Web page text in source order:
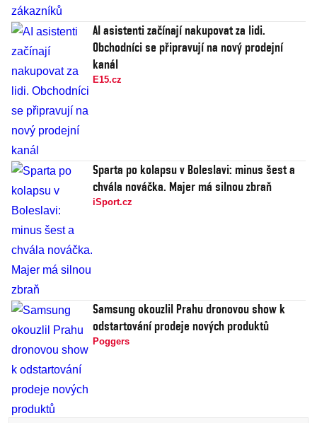
AI asistenti začínají nakupovat za lidi.
Obchodníci se připravují na nový prodejní
kanál
E15.cz
Sparta po kolapsu v Boleslavi: minus šest a
chvála nováčka. Majer má silnou zbraň
iSport.cz
Samsung okouzlil Prahu dronovou show k
odstartování prodeje nových produktů
Poggers